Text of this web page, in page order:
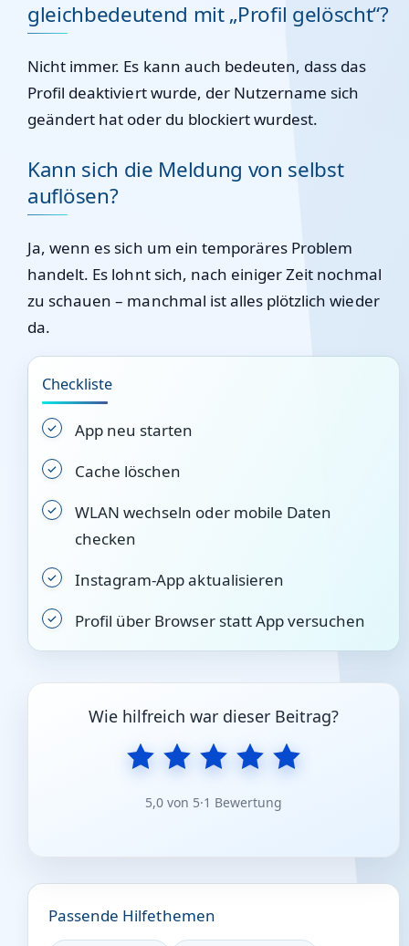
gleichbedeutend mit „Profil gelöscht“?
Nicht immer. Es kann auch bedeuten, dass das
Profil deaktiviert wurde, der Nutzername sich
geändert hat oder du blockiert wurdest.
Kann sich die Meldung von selbst
auflösen?
Ja, wenn es sich um ein temporäres Problem
handelt. Es lohnt sich, nach einiger Zeit nochmal
zu schauen – manchmal ist alles plötzlich wieder
da.
Checkliste
App neu starten
Cache löschen
WLAN wechseln oder mobile Daten
checken
Instagram-App aktualisieren
Profil über Browser statt App versuchen
Wie hilfreich war dieser Beitrag?
5,0 von 5·1 Bewertung
Passende Hilfethemen